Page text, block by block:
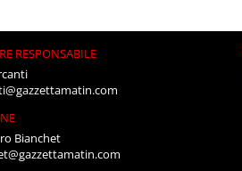
RESPONSABILE
Bianchet